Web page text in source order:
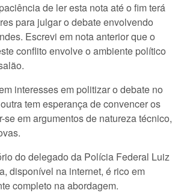
de ler esta nota até o fim terá
para julgar o debate envolvendo
Escrevi em nota anterior que o
conflito envolve o ambiente político
interesses em politizar o debate no
tem esperança de convencer os
se em argumentos de natureza técnico,
do delegado da Polícia Federal Luiz
disponível na internet, é rico em
completo na abordagem.